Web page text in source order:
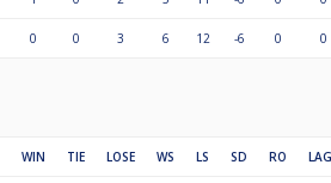
0 0 3 6 12 -6 0 0
WIN TIE LOSE WS LS SD RO